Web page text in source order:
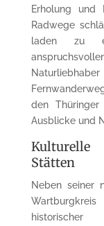
Erholung und
Radwege
laden zu
den
Ausblicke und
Stätten
Neben seiner